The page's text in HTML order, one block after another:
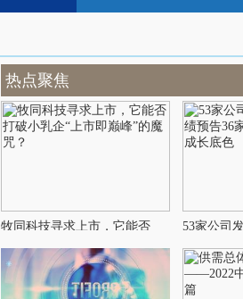
热点聚焦
牧同科技寻求上市，它能否 53家公司